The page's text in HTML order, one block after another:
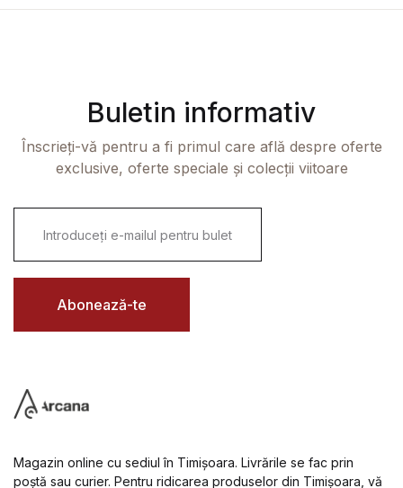
Buletin informativ
Înscrieți-vă pentru a fi primul care află despre oferte
exclusive, oferte speciale și colecții viitoare
i
l
Abonează-te
Magazin online cu sediul în Timișoara. Livrările se fac prin
poștă sau curier. Pentru ridicarea produselor din Timișoara, vă